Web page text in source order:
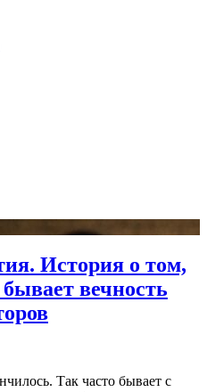
История о том,
вечность
Так часто бывает с